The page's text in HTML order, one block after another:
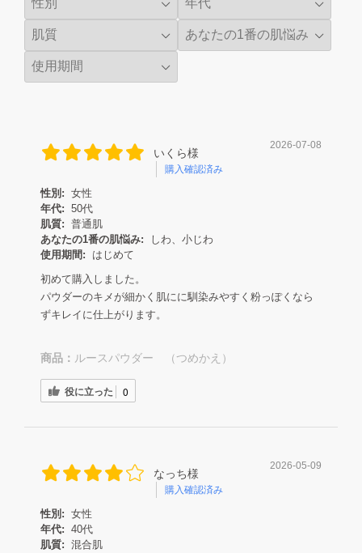
いくら様
購入確認済み
2026-07-08
性別: 女性
年代: 50代
肌質: 普通肌
あなたの1番の肌悩み:
しわ、小じわ
使用期間:
はじめて
初めて購入しました。
パウダーのキメが細かく肌にに馴染みやすく粉っぽくなら
ずキレイに仕上がります。
商品： ルースパウダー （つめかえ）
役に立った 0
なっち様
購入確認済み
2026-05-09
性別: 女性
年代: 40代
肌質: 混合肌